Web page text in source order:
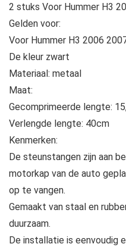
2 stuks Voor Hummer H3
Gelden voor:
Voor Hummer H3 2006
De kleur zwart
Materiaal: metaal
Maat:
Gecomprimeerde lengte:
Verlengde lengte: 40cm
Kenmerken:
De steunstangen zijn aan
motorkap van de auto
op te vangen.
Gemaakt van staal en
duurzaam.
De installatie is eenvoudig